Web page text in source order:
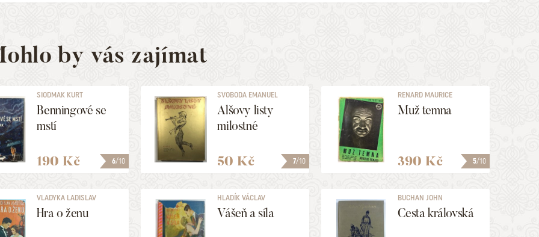
by vás zajímat
6/10
SIODMAK KURT
Benningové se
mstí
190 Kč 7/10
SVOBODA EMANUEL
Alšovy listy
milostné
50 Kč 5/10
RENARD MAURICE
Muž temna
390 Kč
VLADYKA LADISLAV
Hra o ženu
HLADÍK VÁCLAV
Vášeň a síla
BUCHAN JOHN
Cesta královská